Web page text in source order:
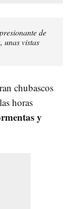
de
unas vistas
chubascos
horas
y